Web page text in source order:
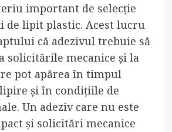
important de selecție
de lipit plastic. Acest lucru
că adezivul trebuie să
solicitările mecanice și la
pot apărea în timpul
și în condițiile de
Un adeziv care nu este
și solicitări mecanice